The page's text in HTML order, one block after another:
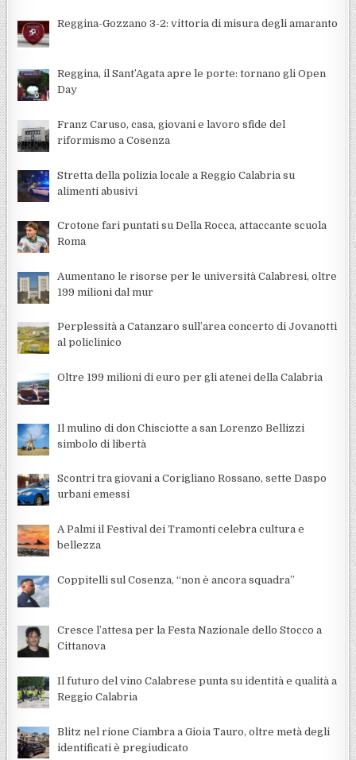
Reggina-Gozzano 3-2: vittoria di misura degli amaranto
Reggina, il Sant’Agata apre le porte: tornano gli Open
Day
Franz Caruso, casa, giovani e lavoro sfide del
riformismo a Cosenza
Stretta della polizia locale a Reggio Calabria su
alimenti abusivi
Crotone fari puntati su Della Rocca, attaccante scuola
Roma
Aumentano le risorse per le università Calabresi, oltre
199 milioni dal mur
Perplessità a Catanzaro sull’area concerto di Jovanotti
al policlinico
Oltre 199 milioni di euro per gli atenei della Calabria
Il mulino di don Chisciotte a san Lorenzo Bellizzi
simbolo di libertà
Scontri tra giovani a Corigliano Rossano, sette Daspo
urbani emessi
A Palmi il Festival dei Tramonti celebra cultura e
bellezza
Coppitelli sul Cosenza, “non è ancora squadra”
Cresce l’attesa per la Festa Nazionale dello Stocco a
Cittanova
Il futuro del vino Calabrese punta su identità e qualità a
Reggio Calabria
Blitz nel rione Ciambra a Gioia Tauro, oltre metà degli
identificati è pregiudicato